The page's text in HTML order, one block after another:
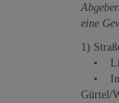
eine
1)
•
• Im
Gürtel/